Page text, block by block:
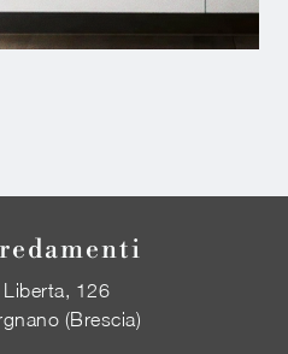
Liberta, 126
(Brescia)